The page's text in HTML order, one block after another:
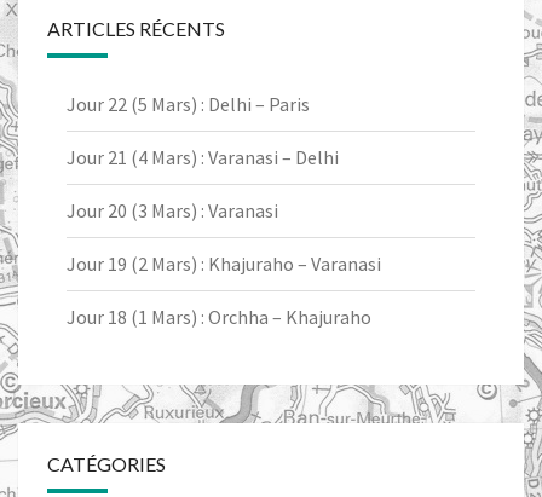
ARTICLES RÉCENTS
Jour 22 (5 Mars) : Delhi – Paris
Jour 21 (4 Mars) : Varanasi – Delhi
Jour 20 (3 Mars) : Varanasi
Jour 19 (2 Mars) : Khajuraho – Varanasi
Jour 18 (1 Mars) : Orchha – Khajuraho
CATÉGORIES